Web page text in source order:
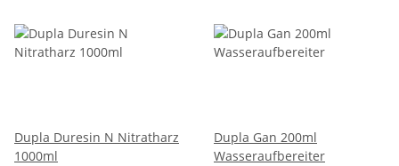
Dupla Duresin N Nitratharz
1000ml
Dupla Gan 200ml
Wasseraufbereiter